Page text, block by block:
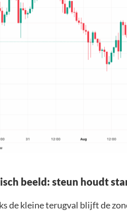
beeld: steun houdt
de kleine terugval blijft de